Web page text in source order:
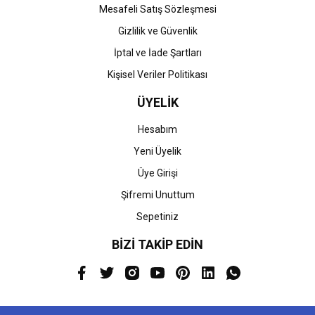
Mesafeli Satış Sözleşmesi
Gizlilik ve Güvenlik
İptal ve İade Şartları
Kişisel Veriler Politikası
ÜYELİK
Hesabım
Yeni Üyelik
Üye Girişi
Şifremi Unuttum
Sepetiniz
BİZİ TAKİP EDİN